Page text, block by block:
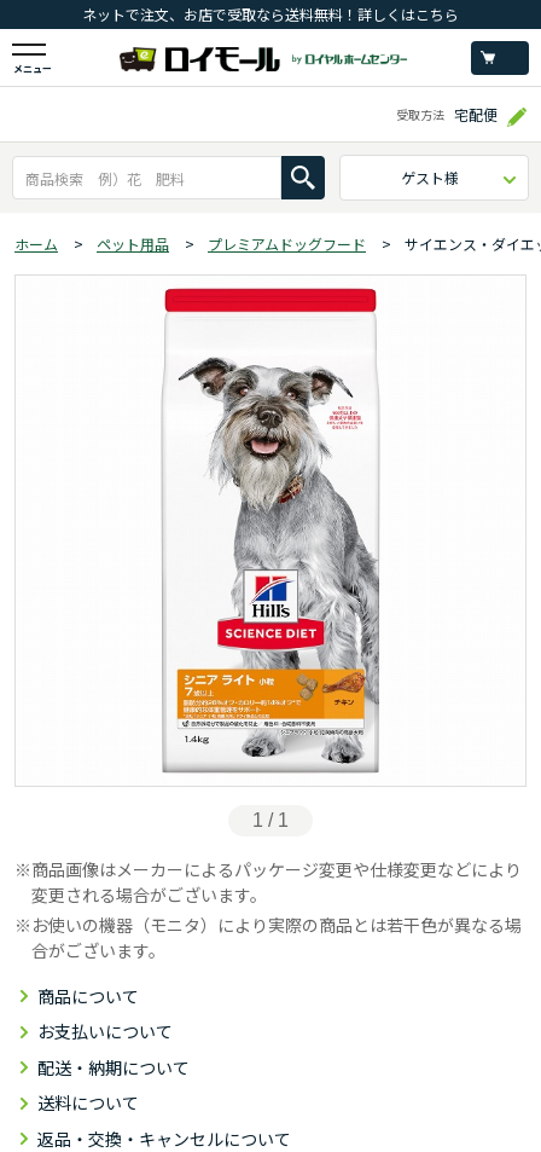
ネットで注文、お店で受取なら送料無料！詳しくはこちら
メニュー
受取方法 宅配便
ゲスト様
ホーム > ペット用品 > プレミアムドッグフード > サイエンス・ダイ
1 / 1
商品画像はメーカーによるパッケージ変更や仕様変更などにより
変更される場合がございます。
お使いの機器（モニタ）により実際の商品とは若干色が異なる場
合がございます。
商品について
お支払いについて
配送・納期について
送料について
返品・交換・キャンセルについて